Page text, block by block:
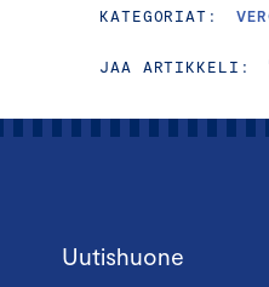
KATEGORIAT:
JAA ARTIKKELI:
Uutishuone